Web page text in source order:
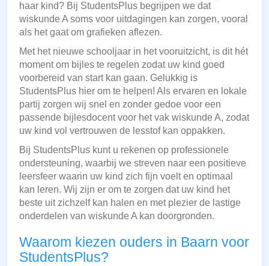
haar kind? Bij StudentsPlus begrijpen we dat
wiskunde A soms voor uitdagingen kan zorgen, vooral
als het gaat om grafieken aflezen.
Met het nieuwe schooljaar in het vooruitzicht, is dit hét
moment om bijles te regelen zodat uw kind goed
voorbereid van start kan gaan. Gelukkig is
StudentsPlus hier om te helpen! Als ervaren en lokale
partij zorgen wij snel en zonder gedoe voor een
passende bijlesdocent voor het vak wiskunde A, zodat
uw kind vol vertrouwen de lesstof kan oppakken.
Bij StudentsPlus kunt u rekenen op professionele
ondersteuning, waarbij we streven naar een positieve
leersfeer waarin uw kind zich fijn voelt en optimaal
kan leren. Wij zijn er om te zorgen dat uw kind het
beste uit zichzelf kan halen en met plezier de lastige
onderdelen van wiskunde A kan doorgronden.
Waarom kiezen ouders in Baarn voor
StudentsPlus?